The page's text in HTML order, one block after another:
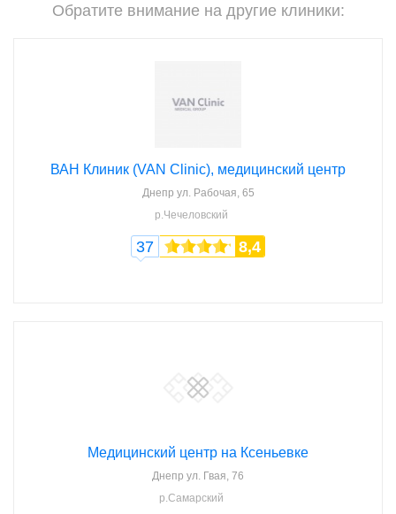
Обратите внимание на другие клиники:
ВАН Клиник (VAN Clinic), медицинский центр
Днепр ул. Рабочая, 65
р.Чечеловский
37 8,4
Медицинский центр на Ксеньевке
Днепр ул. Гвая, 76
р.Самарский